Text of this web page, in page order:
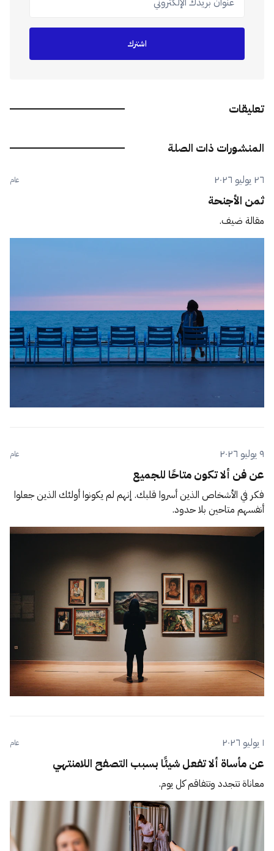
اشترك
تعليقات
المنشورات ذات الصلة
٢٦ يوليو ٢٠٢٦ عام
ثمن الأجنحة
مقالة ضيف.
٩ يوليو ٢٠٢٦ عام
عن فن ألا تكون متاحًا للجميع
فكر في الأشخاص الذين أسروا قلبك. إنهم لم يكونوا أولئك الذين جعلوا
أنفسهم متاحين بلا حدود.
١ يوليو ٢٠٢٦ عام
عن مأساة ألا تفعل شيئًا بسبب التصفح اللامنتهي
معاناة تتجدد وتتفاقم كل يوم.